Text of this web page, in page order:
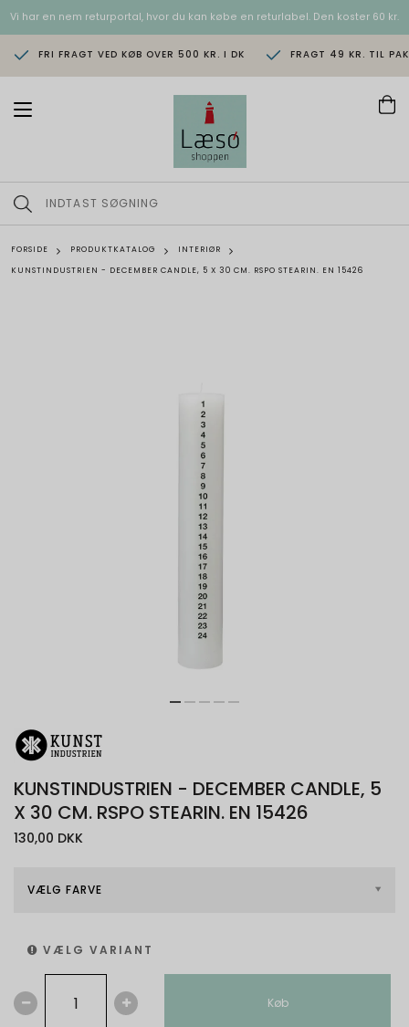
Vi har en nem returportal, hvor du kan købe en returlabel. Den koster 60 kr.
FRI FRAGT VED KØB OVER 500 KR. I DK FRAGT 49 KR. TIL
T
n
a
i
g
FORSIDE PRODUKTKATALOG
INTERIØR
KUNSTINDUSTRIEN - DECEMBER CANDLE, 5 X 30 CM. RSPO STEARIN. EN 15426
KUNSTINDUSTRIEN - DECEMBER CANDLE, 5
X 30 CM. RSPO STEARIN. EN 15426
130,00 DKK
VÆLG FARVE
VÆLG VARIANT
Køb